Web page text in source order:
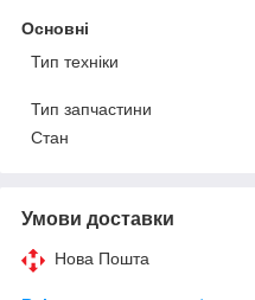
Основні
Тип техніки
Тип запчастини
Стан
Умови доставки
Нова Пошта